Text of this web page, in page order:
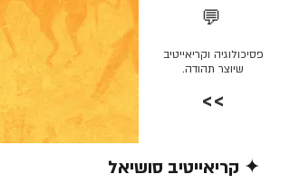
💬
פסיכולוגיה וקריאייטיב
שיוצר תהודה.
>>
✦ קריאייטיב סושיאל